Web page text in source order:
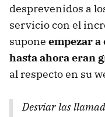
desprevenidos a
servicio con el
supone empezar
hasta ahora eran
al respecto en su
Desviar las